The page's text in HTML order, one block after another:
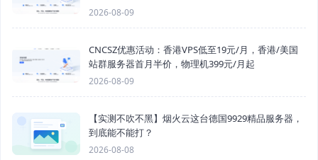
2026-08-09
CNCSZ优惠活动：香港VPS低至19元/月，香港/美国
站群服务器首月半价，物理机399元/月起
2026-08-09
【实测不吹不黑】烟火云这台德国9929精品服务器，
到底能不能打？
2026-08-08